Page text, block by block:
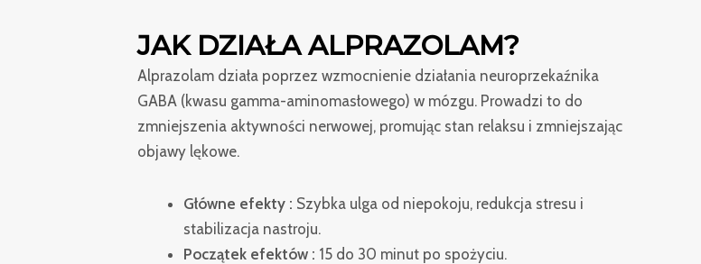
JAK DZIAŁA ALPRAZOLAM?
Alprazolam działa poprzez wzmocnienie działania neuroprzekaźnika
GABA (kwasu gamma-aminomasłowego) w mózgu. Prowadzi to do
zmniejszenia aktywności nerwowej, promując stan relaksu i zmniejszając
objawy lękowe.
Główne efekty : Szybka ulga od niepokoju, redukcja stresu i
stabilizacja nastroju.
Początek efektów : 15 do 30 minut po spożyciu.